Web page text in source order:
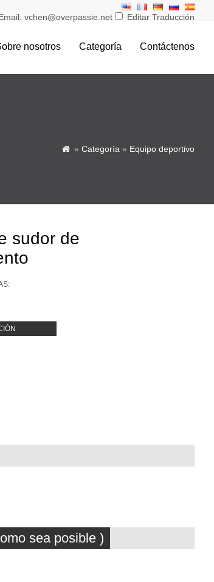
vchen@overpassie.net Editar Traducción
nosotros Categoría Contáctenos
 » Categoría » Equipo deportivo
sudor de
sea posible )